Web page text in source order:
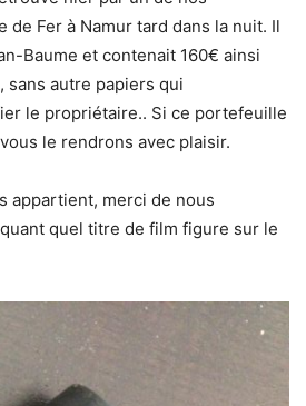
de Fer à Namur tard dans la nuit. Il
Baume et contenait 160€ ainsi
sans autre papiers qui
le propriétaire.. Si ce portefeuille
le rendrons avec plaisir.
appartient, merci de nous
quel titre de film figure sur le